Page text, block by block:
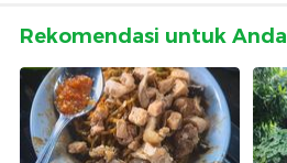
Rekomendasi untuk Anda